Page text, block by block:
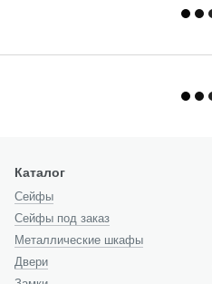
Каталог
Cейфы
Сейфы под заказ
Металлические шкафы
Двери